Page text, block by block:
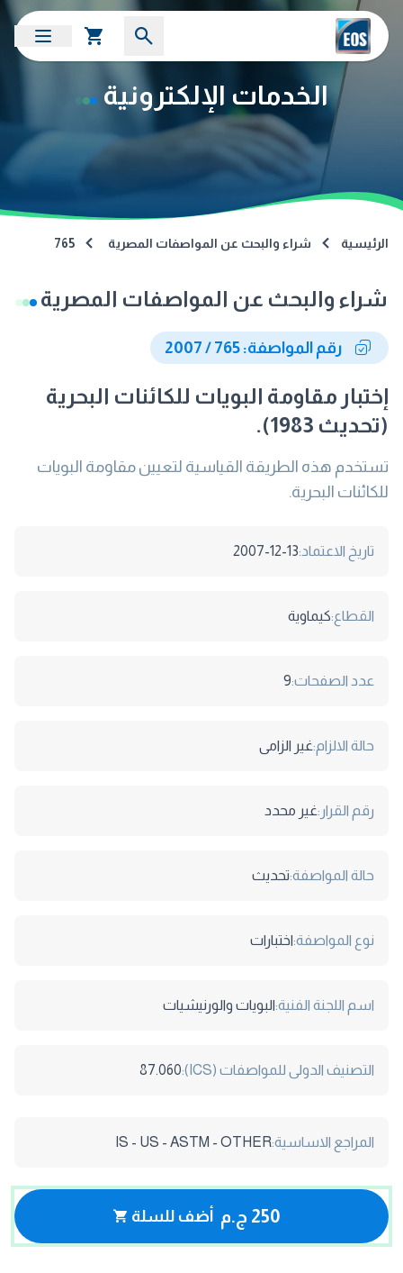
الخدمات الإلكترونية
الرئيسية شراء والبحث عن المواصفات المصرية 765
شراء والبحث عن المواصفات المصرية
رقم المواصفة: 765 / 2007
إختبار مقاومة البويات للكائنات البحرية
(تحديث 1983).
تستخدم هذه الطريقة القياسية لتعيين مقاومة البويات
للكائنات البحرية.
تاريخ الاعتماد:2007-12-13
القطاع:كيماوية
عدد الصفحات:9
حالة الالزام:غير الزامى
رقم القرار:غير محدد
حالة المواصفة:تحديث
نوع المواصفة:اختبارات
اسم اللجنة الفنية:البويات والورنيشيات
التصنيف الدولى للمواصفات (ICS): 87.060
المراجع الاساسية:IS - US - ASTM - OTHER
250 ج.م أضف للسلة